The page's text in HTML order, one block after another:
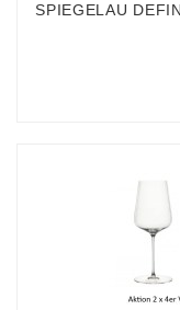
SPIEGELAU